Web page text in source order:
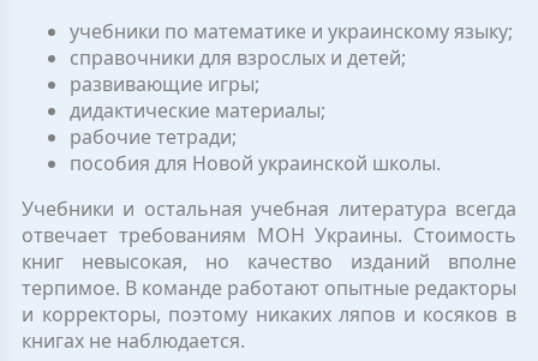
учебники по математике и украинскому языку;
справочники для взрослых и детей;
развивающие игры;
дидактические материалы;
рабочие тетради;
пособия для Новой украинской школы.
Учебники и остальная учебная литература всегда
отвечает требованиям МОН Украины. Стоимость
книг невысокая, но качество изданий вполне
терпимое. В команде работают опытные редакторы
и корректоры, поэтому никаких ляпов и косяков в
книгах не наблюдается.